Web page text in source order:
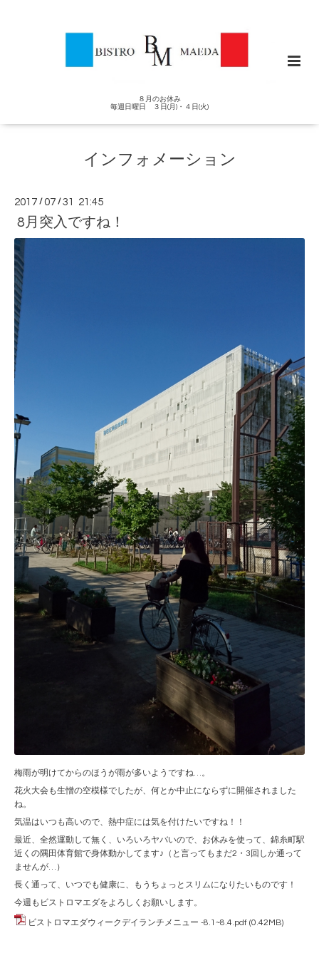
８月のお休み
毎週日曜日 ３日(月)・４日(火)
インフォメーション
2017 /07 /31 21:45
8月突入ですね！
梅雨が明けてからのほうが雨が多いようですね…。
花火大会も生憎の空模様でしたが、何とか中止にならずに開催されました
ね。
気温はいつも高いので、熱中症には気を付けたいですね！！
最近、全然運動して無く、いろいろヤバいので、お休みを使って、錦糸町駅
近くの隅田体育館で身体動かしてます♪（と言ってもまだ2・3回しか通って
ませんが…）
長く通って、いつでも健康に、もうちょっとスリムになりたいものです！
今週もビストロマエダをよろしくお願いします。
ビストロマエダウィークデイランチメニュー -8.1~8.4.pdf (0.42MB)